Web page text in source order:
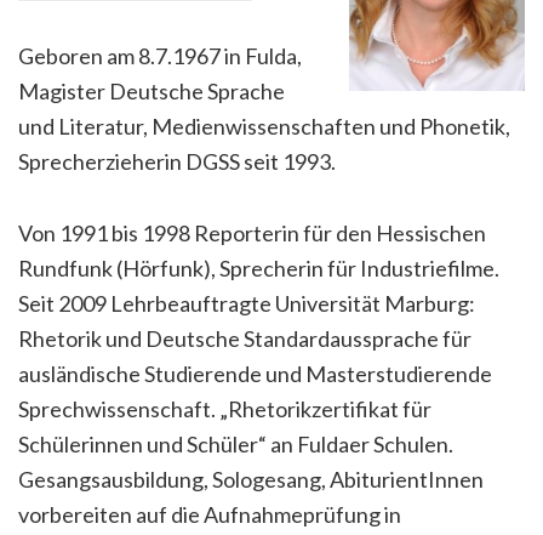
Geboren am 8.7.1967 in Fulda,
Magister Deutsche Sprache
und Literatur, Medienwissenschaften und Phonetik,
Sprecherzieherin DGSS seit 1993.
Von 1991 bis 1998 Reporterin für den Hessischen
Rundfunk (Hörfunk), Sprecherin für Industriefilme.
Seit 2009 Lehrbeauftragte Universität Marburg:
Rhetorik und Deutsche Standardaussprache für
ausländische Studierende und Masterstudierende
Sprechwissenschaft. „Rhetorikzertifikat für
Schülerinnen und Schüler“ an Fuldaer Schulen.
Gesangsausbildung, Sologesang, AbiturientInnen
vorbereiten auf die Aufnahmeprüfung in